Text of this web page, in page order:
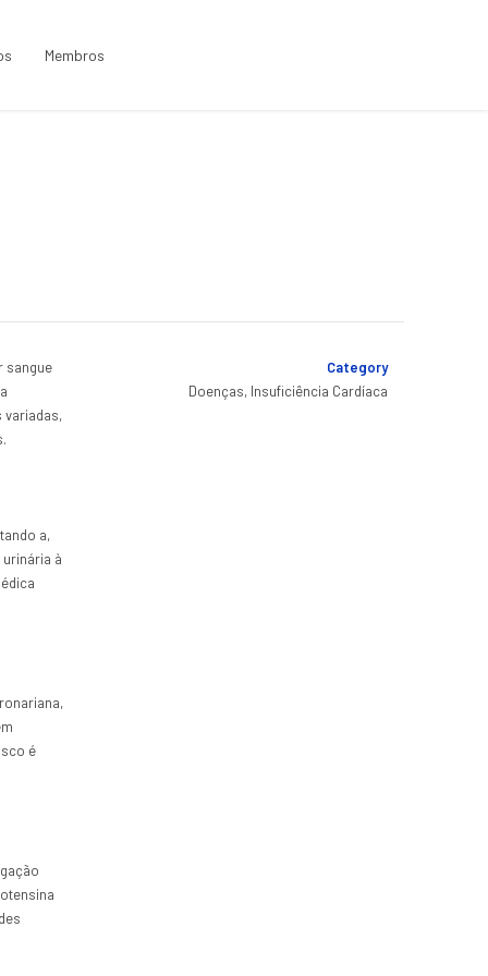
Membros
sangue
variadas,
a,
à
é
Category
Doenças, Insuficiência Cardíaca